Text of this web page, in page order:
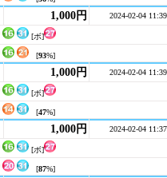
1,000円 2024-02-04 11:39
[ボ]
[93%]
1,000円 2024-02-04 11:39
[ボ]
[47%]
1,000円 2024-02-04 11:37
[ボ]
[87%]